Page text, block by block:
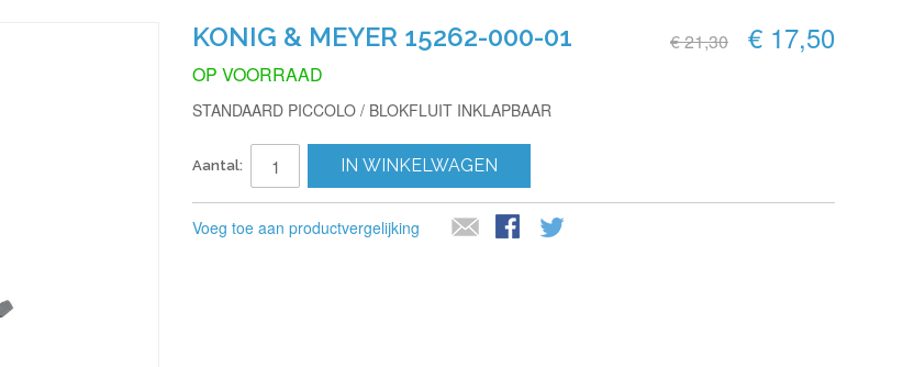
KONIG & MEYER 15262-000-01 € 21,30 € 17,50
OP VOORRAAD
STANDAARD PICCOLO / BLOKFLUIT INKLAPBAAR
Aantal: IN WINKELWAGEN
Voeg toe aan productvergelijking